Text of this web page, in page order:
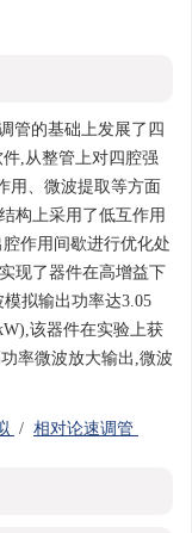
管的基础上发展了四
,从整管上对四腔强
用、微波提取等方面
构上采用了低互作用
作用间歇进行优化处
现了器件在高增益下
拟输出功率达3.05
该器件在实验上获
率微波放大输出,微波
/ 相对论速调管